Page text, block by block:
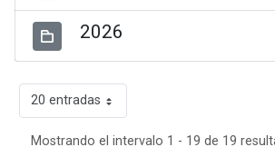
2026
20 entradas
Mostrando el intervalo 1 - 19 de 19